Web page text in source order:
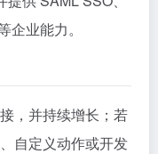
业能力。
，并持续增长；若
自定义动作或开发